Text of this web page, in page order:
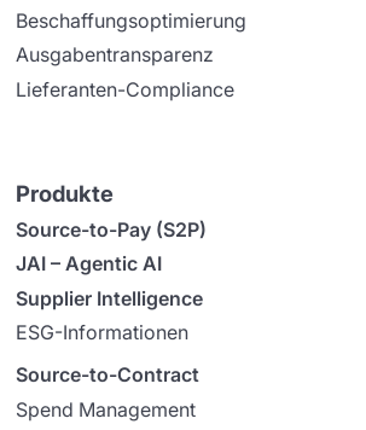
Beschaffungsoptimierung
Ausgabentransparenz
Lieferanten-Compliance
Produkte
Source-to-Pay (S2P)
JAI – Agentic AI
Supplier Intelligence
ESG-Informationen
Source-to-Contract
Spend Management